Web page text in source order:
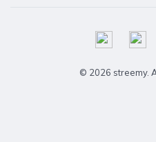
© 2026 streemy.